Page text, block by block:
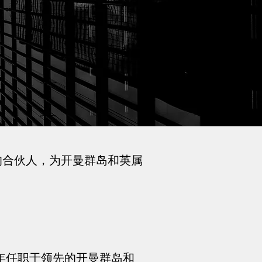
伙人，为开曼群岛和英属
任职于领先的开曼群岛和